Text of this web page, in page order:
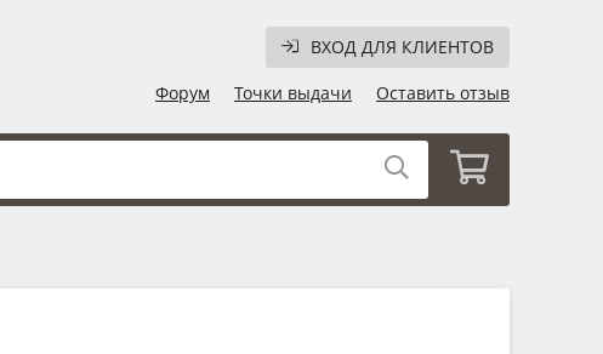
ВХОД ДЛЯ КЛИЕНТОВ
Форум
Точки выдачи Оставить отзыв